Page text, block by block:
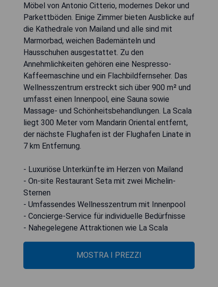
Möbel von Antonio Citterio, modernes Dekor und
Parkettböden. Einige Zimmer bieten Ausblicke auf
die Kathedrale von Mailand und alle sind mit
Marmorbad, weichen Bademänteln und
Hausschuhen ausgestattet. Zu den
Annehmlichkeiten gehören eine Nespresso-
Kaffeemaschine und ein Flachbildfernseher. Das
Wellnesszentrum erstreckt sich über 900 m² und
umfasst einen Innenpool, eine Sauna sowie
Massage- und Schönheitsbehandlungen. La Scala
liegt 300 Meter vom Mandarin Oriental entfernt,
der nächste Flughafen ist der Flughafen Linate in
7 km Entfernung.
- Luxuriöse Unterkünfte im Herzen von Mailand
- On-site Restaurant Seta mit zwei Michelin-
Sternen
- Umfassendes Wellnesszentrum mit Innenpool
- Concierge-Service für individuelle Bedürfnisse
- Nahegelegene Attraktionen wie La Scala
MOSTRA I PREZZI